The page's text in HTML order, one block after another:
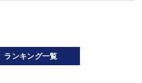
ランキング一覧